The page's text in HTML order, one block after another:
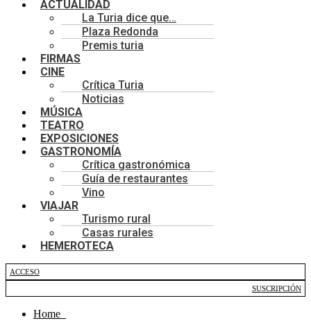
ACTUALIDAD
La Turia dice que…
Plaza Redonda
Premis turia
FIRMAS
CINE
Crítica Turia
Noticias
MÚSICA
TEATRO
EXPOSICIONES
GASTRONOMÍA
Crítica gastronómica
Guía de restaurantes
Vino
VIAJAR
Turismo rural
Casas rurales
HEMEROTECA
ACCESO
SUSCRIPCIÓN
Home